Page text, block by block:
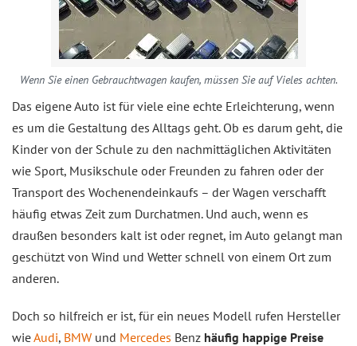
Wenn Sie einen Gebrauchtwagen kaufen, müssen Sie auf Vieles achten.
Das eigene Auto ist für viele eine echte Erleichterung, wenn
es um die Gestaltung des Alltags geht. Ob es darum geht, die
Kinder von der Schule zu den nachmittäglichen Aktivitäten
wie Sport, Musikschule oder Freunden zu fahren oder der
Transport des Wochenendeinkaufs – der Wagen verschafft
häufig etwas Zeit zum Durchatmen. Und auch, wenn es
draußen besonders kalt ist oder regnet, im Auto gelangt man
geschützt von Wind und Wetter schnell von einem Ort zum
anderen.
Doch so hilfreich er ist, für ein neues Modell rufen Hersteller
wieAudi, BMW und Mercedes Benz häufig happige Preise